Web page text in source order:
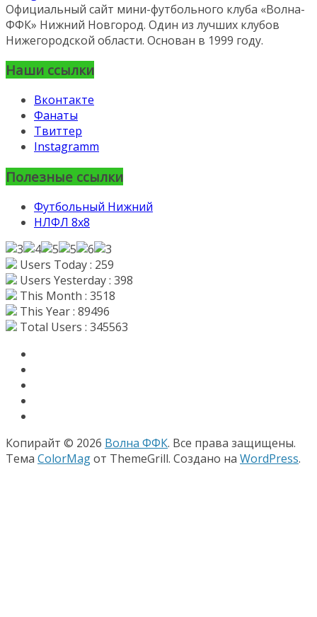
Официальный сайт мини-футбольного клуба «Волна-
ФФК» Нижний Новгород. Один из лучших клубов
Нижегородской области. Основан в 1999 году.
Наши ссылки
Вконтакте
Фанаты
Твиттер
Instagramm
Полезные ссылки
Футбольный Нижний
НЛФЛ 8х8
Users Today : 259
Users Yesterday : 398
This Month : 3518
This Year : 89496
Total Users : 345563
Копирайт © 2026 Волна ФФК. Все права защищены.
Тема ColorMagот ThemeGrill. Создано на WordPress.